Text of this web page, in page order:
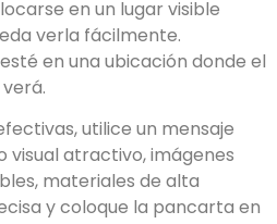
en un lugar visible
verla fácilmente.
en una ubicación donde el
utilice un mensaje
visual atractivo, imágenes
materiales de alta
y coloque la pancarta en